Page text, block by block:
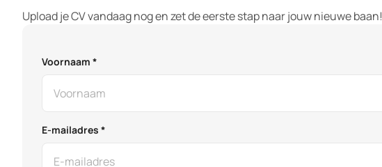
Upload je CV vandaag nog en zet de eerste stap naar jouw nieuwe baan!
Voornaam *
E-mailadres *